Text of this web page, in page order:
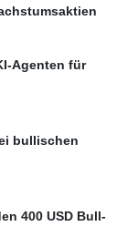
Agenten für
bullischen
400 USD Bull-